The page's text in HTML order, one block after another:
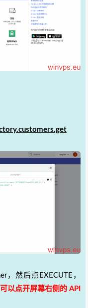
，然后点EXECUTE，
以点开屏幕右侧的 API